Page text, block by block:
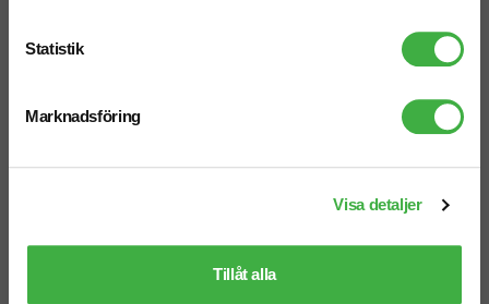
Statistik
Marknadsföring
Visa detaljer
Tillåt alla
Relaterade produkter